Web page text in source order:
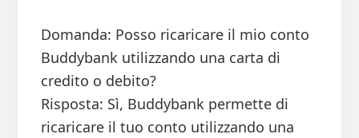
Domanda: Posso ricaricare il mio conto
Buddybank utilizzando una carta di
credito o debito?
Risposta: Sì, Buddybank permette di
ricaricare il tuo conto utilizzando una